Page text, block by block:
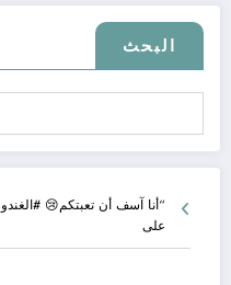
البحث
“أنا آسف أن تعبتكم😢
على